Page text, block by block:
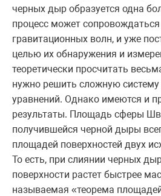
черных дыр образуется одна
процесс может
гравитационных волн, и уже
целью их обнаружения и
теоретически просчитать
нужно решить сложную
уравнений. Однако имеются и
результаты. Площадь сферы
получившейся черной дыры
площадей поверхностей двух
То есть, при слиянии черных
поверхности растет быстрее
называемая «теорема